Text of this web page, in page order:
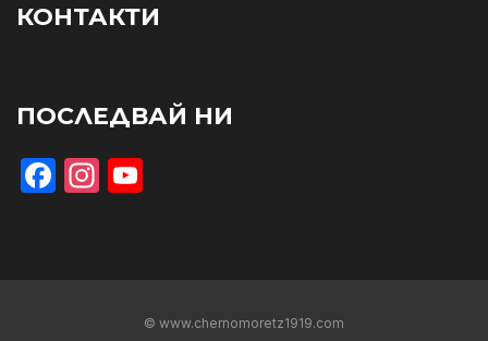
КОНТАКТИ
ПОСЛЕДВАЙ НИ
Facebook
Instagram
© www.chernomoretz1919.com